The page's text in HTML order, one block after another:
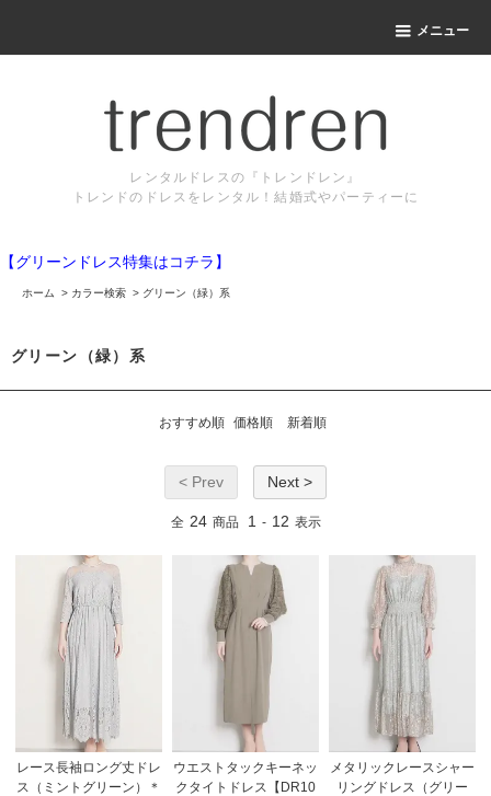
メニュー
レンタルドレスの『トレンドレン』
トレンドのドレスをレンタル！結婚式やパーティーに
【グリーンドレス特集はコチラ】
ホーム > カラー検索 > グリーン（緑）系
グリーン（緑）系
おすすめ順 価格順 新着順
< Prev Next >
全 24 商品 1 - 12 表示
レース長袖ロング丈ドレ
ス（ミントグリーン）＊
ウエストタックキーネッ
クタイトドレス【DR10
メタリックレースシャー
リングドレス（グリー